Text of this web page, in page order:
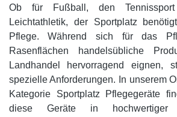
Ob für Fußball, den
Leichtathletik, der Sportplatz
Pflege. Während sich für das
Rasenflächen handelsübliche
Landhandel hervorragend eignen,
spezielle Anforderungen. In unserem
Kategorie Sportplatz Pflegegeräte
diese Geräte in hochwertiger